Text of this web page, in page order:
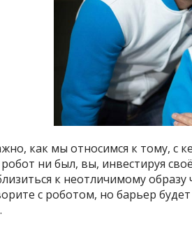
как мы относимся к тому, с
ни был, вы, инвестируя
к неотличимому
с роботом, но барьер